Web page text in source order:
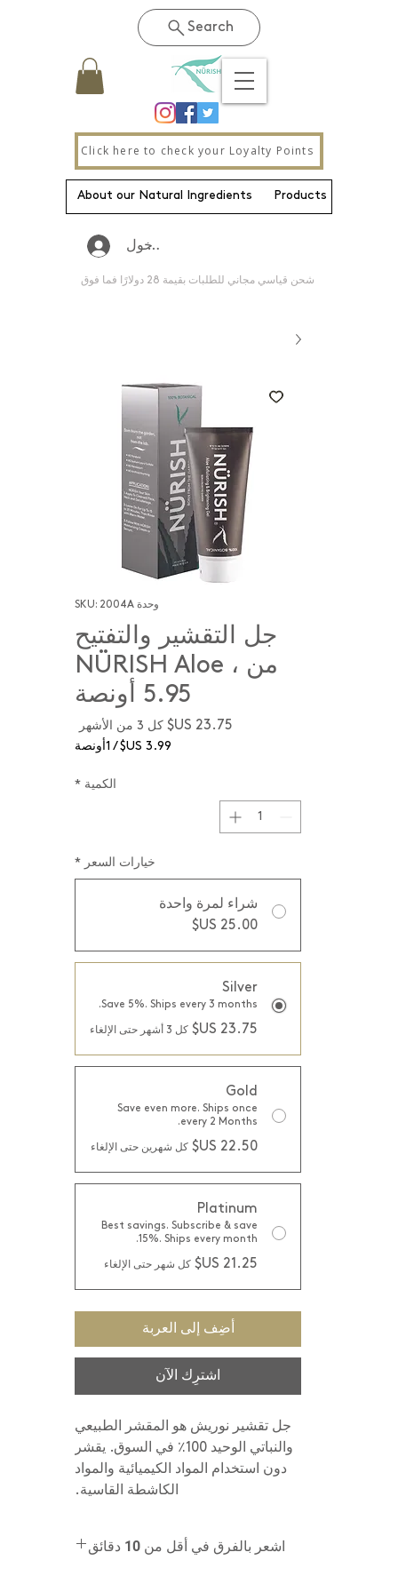
Search
Click here to check your Loyalty Points
About our Natural Ingredients Products
تسجيل الدخول
شحن قياسي مجاني للطلبات بقيمة 28 دولارًا فما فوق
وحدة SKU: 2004A
جل التقشير والتفتيح
من NÜRISH Aloe ،
5.95 أونصة
السعر
كل 3 من الأشهر
/ 1أونصة
الكمية *
خيارات السعر *
شراء لمرة واحدة
Silver
Save 5%. Ships every 3 months.
كل 3 أشهر حتى الإلغاء
Gold
Save even more. Ships once
every 2 Months.
كل شهرين حتى الإلغاء
Platinum
Best savings. Subscribe & save
15%. Ships every month.
كل شهر حتى الإلغاء
أضِف إلى العربة
اشترِك الآن
جل تقشير نوريش هو المقشر الطبيعي
والنباتي الوحيد 100٪ في السوق. يقشر
دون استخدام المواد الكيميائية والمواد
الكاشطة القاسية.
اشعر بالفرق في أقل من 10 دقائق